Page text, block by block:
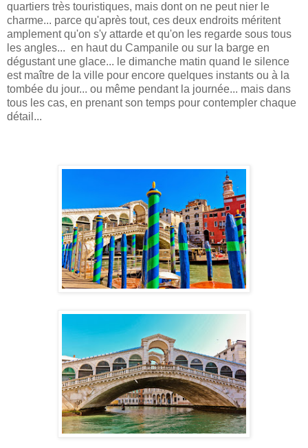
quartiers très touristiques, mais dont on ne peut nier le
charme... parce qu'après tout, ces deux endroits méritent
amplement qu'on s'y attarde et qu'on les regarde sous tous
les angles... en haut du Campanile ou sur la barge en
dégustant une glace... le dimanche matin quand le silence
est maître de la ville pour encore quelques instants ou à la
tombée du jour... ou même pendant la journée... mais dans
tous les cas, en prenant son temps pour contempler chaque
détail...